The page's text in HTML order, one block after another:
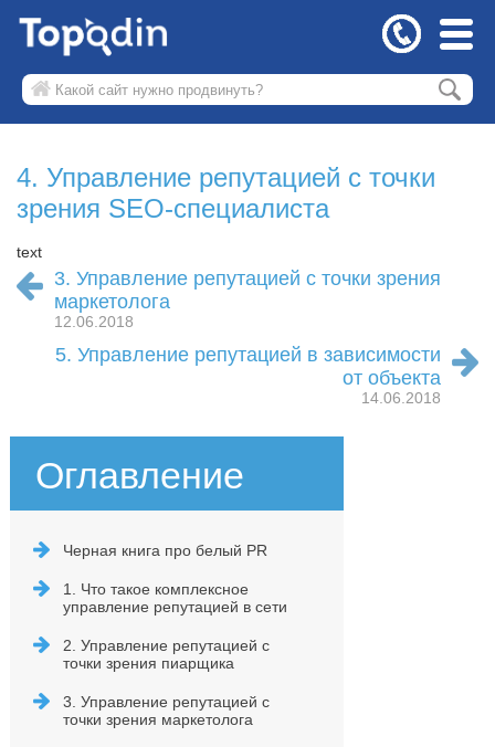
4. Управление репутацией с точки
зрения SEO-специалиста
text
3. Управление репутацией с точки зрения
маркетолога
12.06.2018
5. Управление репутацией в зависимости
от объекта
14.06.2018
Оглавление
3. Управление репутацией с
точки зрения маркетолога
2. Управление репутацией с
точки зрения пиарщика
1. Что такое комплексное
управление репутацией в сети
Черная книга про белый PR